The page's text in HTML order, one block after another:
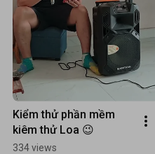
Kiểm thử phần mềm
kiêm thử Loa 😉
334 views